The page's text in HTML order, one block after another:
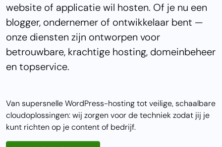
website of applicatie wil hosten. Of je nu een
blogger, ondernemer of ontwikkelaar bent —
onze diensten zijn ontworpen voor
betrouwbare, krachtige hosting, domeinbeheer
en topservice.
Van supersnelle WordPress-hosting tot veilige, schaalbare
cloudoplossingen: wij zorgen voor de techniek zodat jij je
kunt richten op je content of bedrijf.